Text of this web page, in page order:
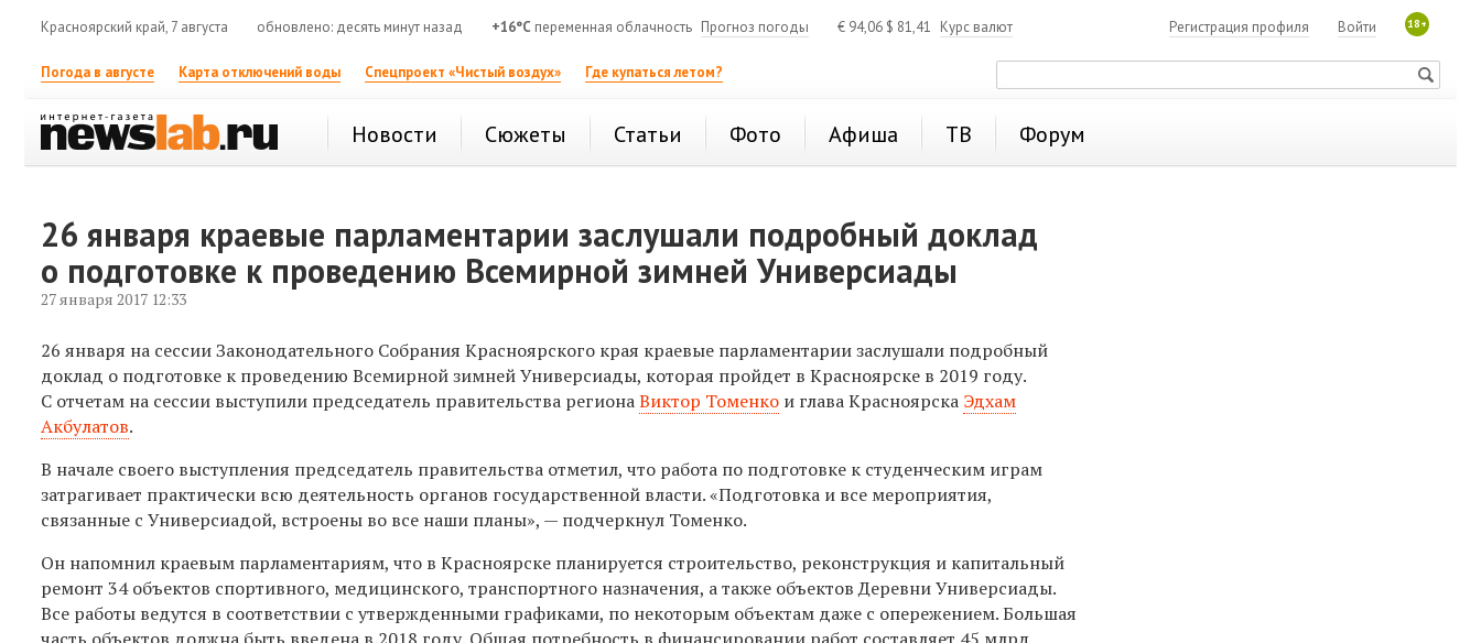
Красноярский край, 7 августа обновлено: десять минут назад +16°C переменная облачность Прогноз погоды € 94,06 $ 81,41 Курс валют 18+
Войти
Регистрация профиля
Погода в августе Карта отключений воды Спецпроект «Чистый воздух» Где купаться летом?
Новости Сюжеты Статьи Фото Афиша ТВ Форум
26 января краевые парламентарии заслушали подробный доклад
о подготовке к проведению Всемирной зимней Универсиады
27 января 2017 12:33
26 января на сессии Законодательного Собрания Красноярского края краевые парламентарии заслушали подробный
доклад о подготовке к проведению Всемирной зимней Универсиады, которая пройдет в Красноярске в 2019 году.
С отчетам на сессии выступили председатель правительства регионаВиктор Томенко и глава Красноярска Эдхам
Акбулатов.
В начале своего выступления председатель правительства отметил, что работа по подготовке к студенческим играм
затрагивает практически всю деятельность органов государственной власти. «Подготовка и все мероприятия,
связанные с Универсиадой, встроены во все наши планы», — подчеркнул Томенко.
Он напомнил краевым парламентариям, что в Красноярске планируется строительство, реконструкция и капитальный
ремонт 34 объектов спортивного, медицинского, транспортного назначения, а также объектов Деревни Универсиады.
Все работы ведутся в соответствии с утвержденными графиками, по некоторым объектам даже с опережением. Большая